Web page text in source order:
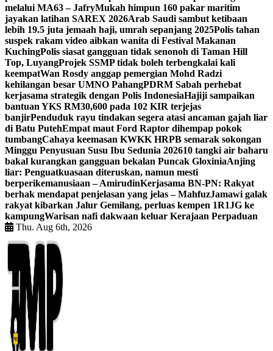
melalui MA63 – JafryMukah himpun 160 pakar maritim
jayakan latihan SAREX 2026Arab Saudi sambut ketibaan
lebih 19.5 juta jemaah haji, umrah sepanjang 2025Polis tahan
suspek rakam video aibkan wanita di Festival Makanan
KuchingPolis siasat gangguan tidak senonoh di Taman Hill
Top, LuyangProjek SSMP tidak boleh terbengkalai kali
keempatWan Rosdy anggap pemergian Mohd Radzi
kehilangan besar UMNO PahangPDRM Sabah perhebat
kerjasama strategik dengan Polis IndonesiaHajiji sampaikan
bantuan YKS RM30,600 pada 102 KIR terjejas
banjirPenduduk rayu tindakan segera atasi ancaman gajah liar
di Batu PutehEmpat maut Ford Raptor dihempap pokok
tumbangCahaya keemasan KWKK HRPB semarak sokongan
Minggu Penyusuan Susu Ibu Sedunia 202610 tangki air baharu
bakal kurangkan gangguan bekalan Puncak GloxiniaAnjing
liar: Penguatkuasaan diteruskan, namun mesti
berperikemanusiaan – AmirudinKerjasama BN-PN: Rakyat
berhak mendapat penjelasan yang jelas – MahfuzJamawi galak
rakyat kibarkan Jalur Gemilang, perluas kempen 1R1JG ke
kampungWarisan nafi dakwaan keluar Kerajaan Perpaduan
Thu. Aug 6th, 2026